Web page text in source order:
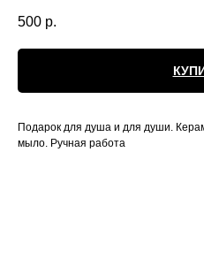
500 р.
Подарок для душа и для души.
мыло. Ручная работа